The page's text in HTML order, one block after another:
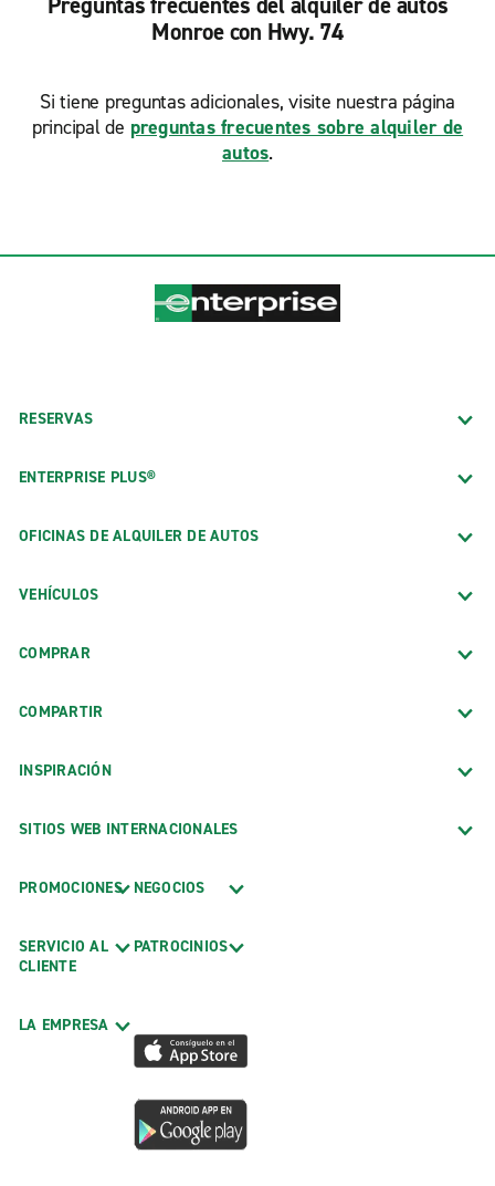
Monroe con Hwy. 74
Si tiene preguntas adicionales, visite nuestra página
principal de preguntas frecuentes sobre alquiler de
autos.
RESERVAS
ENTERPRISE PLUS®
OFICINAS DE ALQUILER DE AUTOS
VEHÍCULOS
COMPRAR
COMPARTIR
INSPIRACIÓN
SITIOS WEB INTERNACIONALES
PROMOCIONES
SERVICIO AL
CLIENTE
LA EMPRESA
NEGOCIOS
PATROCINIOS